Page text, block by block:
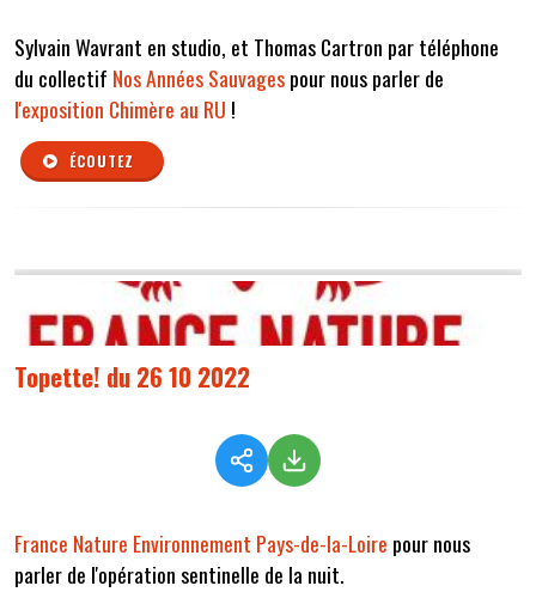
Sylvain Wavrant en studio, et Thomas Cartron par téléphone
du collectif Nos Années Sauvagespour nous parler de
l'exposition Chimère au RU !
ÉCOUTEZ
Topette! du 26 10 2022
France Nature Environnement Pays-de-la-Loire pour nous
parler de l'opération sentinelle de la nuit.